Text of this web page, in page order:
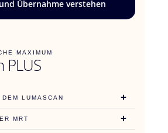
Übernahme verstehen
MAXIMUM
PLUS
LUMASCAN
MRT